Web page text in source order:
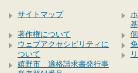
サイトマップ
著作権について
ウェブアクセシビリティに
ついて
嬉野市 適格請求書発行事